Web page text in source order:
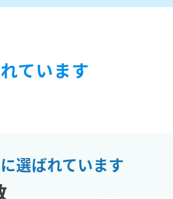
ています
選ばれています